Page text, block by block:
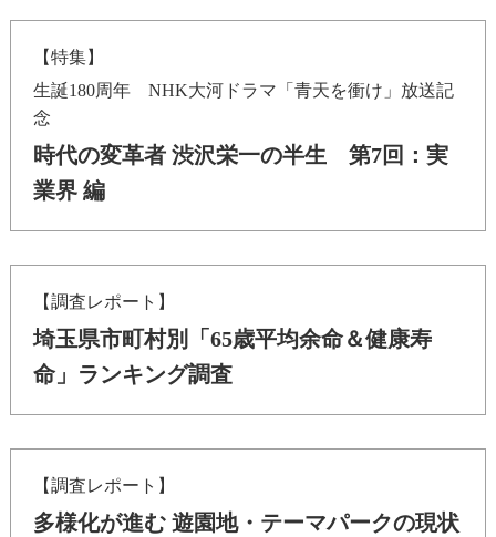
【特集】
生誕180周年 NHK大河ドラマ「青天を衝け」放送記
念
時代の変革者 渋沢栄一の半生 第7回：実
業界 編
【調査レポート】
埼玉県市町村別「65歳平均余命＆健康寿
命」ランキング調査
【調査レポート】
多様化が進む 遊園地・テーマパークの現状